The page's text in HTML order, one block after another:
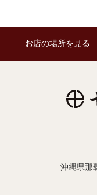
お店の場所を見る
沖縄県那